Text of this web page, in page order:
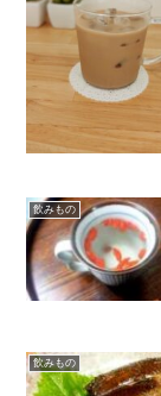
飲みもの
飲みもの